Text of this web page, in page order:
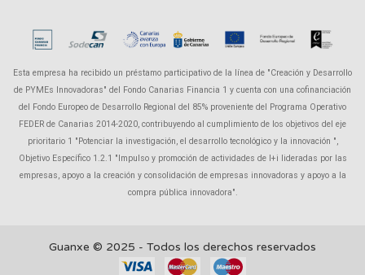
Esta empresa ha recibido un préstamo participativo de la línea de "Creación y Desarrollo
de PYMEs Innovadoras" del Fondo Canarias Financia 1 y cuenta con una cofinanciación
del Fondo Europeo de Desarrollo Regional del 85% proveniente del Programa Operativo
FEDER de Canarias 2014-2020, contribuyendo al cumplimiento de los objetivos del eje
prioritario 1 "Potenciar la investigación, el desarrollo tecnológico y la innovación ",
Objetivo Específico 1.2.1 "Impulso y promoción de actividades de I+i lideradas por las
empresas, apoyo a la creación y consolidación de empresas innovadoras y apoyo a la
compra pública innovadora".
Guanxe © 2025 - Todos los derechos reservados